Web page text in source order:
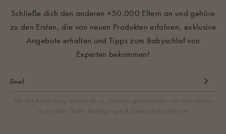
Schließe dich den anderen +50.000 Eltern an und gehöre
zu den Ersten, die von neuen Produkten erfahren, exklusive
Angebote erhalten und Tipps zum Babyschlaf von
Experten bekommen!
Mit der Anmeldung stimmst du zu, Marketingnachrichten von Moonboon
zu erhalten. Siehe Bedingungen & Datenschutzrichtlinie.